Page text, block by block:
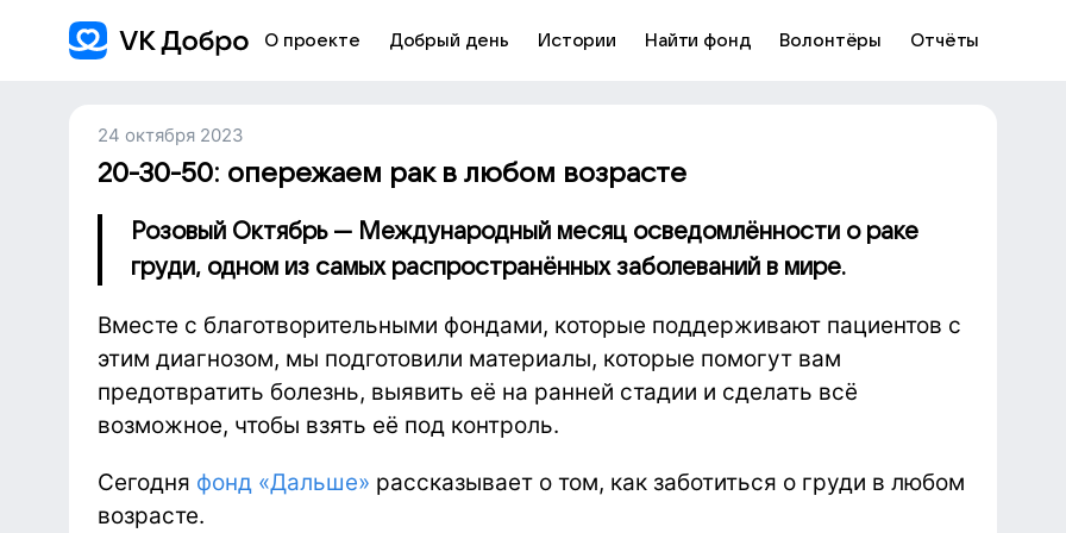
О проекте Добрый день Истории Найти фонд Волонтёры Отчёты
24 октября 2023
20-30-50: опережаем рак в любом возрасте
Розовый Октябрь — Международный месяц осведомлённости о раке
груди, одном из самых распространённых заболеваний в мире.
Вместе с благотворительными фондами, которые поддерживают пациентов с
этим диагнозом, мы подготовили материалы, которые помогут вам
предотвратить болезнь, выявить её на ранней стадии и сделать всё
возможное, чтобы взять её под контроль.
Сегодня фонд «Дальше» рассказывает о том, как заботиться о груди в любом
возрасте.